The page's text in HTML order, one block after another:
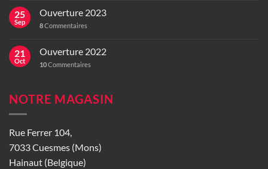
25
Sep
Ouverture 2023
8Commentaires
21
Oct
Ouverture 2022
10Commentaires
NOTRE MAGASIN
Rue Ferrer 104,
7033 Cuesmes (Mons)
Hainaut (Belgique)